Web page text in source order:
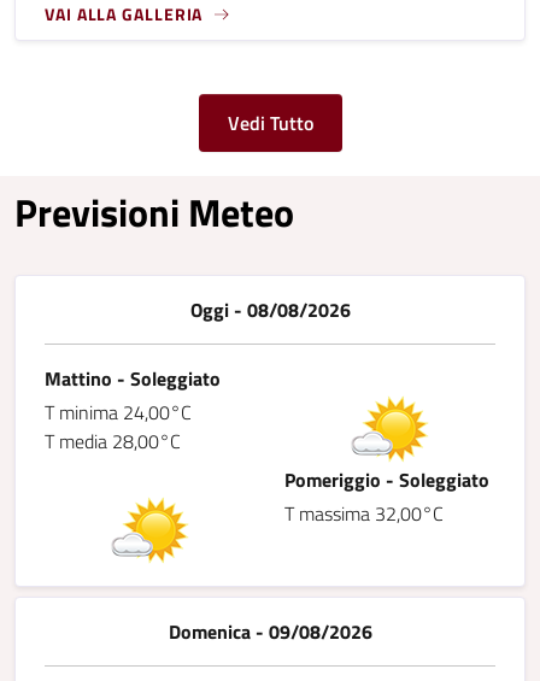
VAI ALLA GALLERIA
Vedi Tutto
Previsioni Meteo
Oggi - 08/08/2026
Mattino - Soleggiato
T minima 24,00°C
T media 28,00°C
Pomeriggio - Soleggiato
T massima 32,00°C
Domenica - 09/08/2026